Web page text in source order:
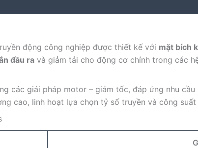
động công nghiệp được thiết kế với mặt bích
đầu ra và giảm tải cho động cơ chính trong các
các giải pháp motor – giảm tốc, đáp ứng nhu
cao, linh hoạt lựa chọn tỷ số truyền và công suất